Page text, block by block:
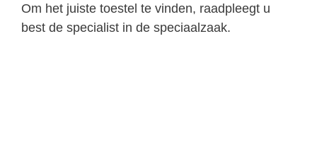
Om het juiste toestel te vinden, raadpleegt u
best de specialist in de speciaalzaak.